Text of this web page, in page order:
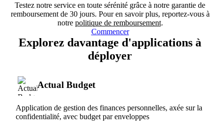
Testez notre service en toute sérénité grâce à notre garantie de
remboursement de 30 jours. Pour en savoir plus, reportez-vous à
notre politique de remboursement.
Commencer
Explorez davantage d'applications à
déployer
Actual Budget
Application de gestion des finances personnelles, axée sur la
confidentialité, avec budget par enveloppes